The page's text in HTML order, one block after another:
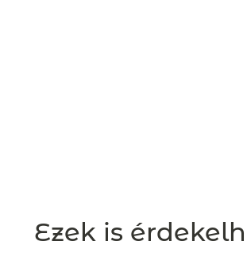
Ezek is